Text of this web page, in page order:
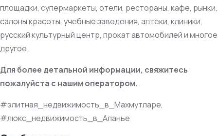
площадки, супермаркеты, отели, рестораны, кафе, рынки,
салоны красоты, учебные заведения, аптеки, клиники,
русский культурный центр, прокат автомобилей и многое
другое.
Для более детальной информации, свяжитесь
пожалуйста с нашим оператором.
#элитная_недвижимость_в_Махмутларе,
#люкс_недвижимость_в_Аланье